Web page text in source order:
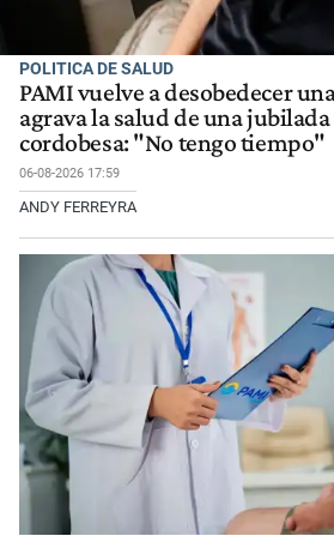
POLITICA DE SALUD
PAMI vuelve a desobedecer
agrava la salud de una
cordobesa: "No tengo tiempo"
06-08-2026 17:59
ANDY FERREYRA